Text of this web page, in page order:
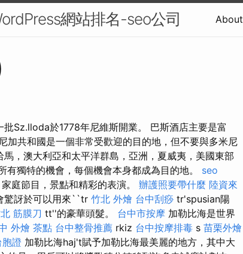
網站排名-seo公司 About
Sz.lloda於1778年尼維斯開業。 巴斯酒店主要是富
加共和國是一個非常受歡迎的目的地，但不要與多米尼
，澳大利亞和太平洋群島，亞洲，夏威夷，美國東部
有獨特的機會，每個機會本身都成為目的地。 seo
庭節目，景點和精彩的表演。 辦護照要帶什麼 陸資來
驚訝於可以用來``tr 竹北 外燴 台中刮痧 tr'spusian陽
筋膜刀 tt''的豪華頭髮。 台中市按摩 加勒比海是世界
外燴 茶點 台中整骨推薦 rkiz 台中按摩排毒 s 苗栗外燴
證 加勒比海haj't賦予加勒比海最美麗的地方，其中大